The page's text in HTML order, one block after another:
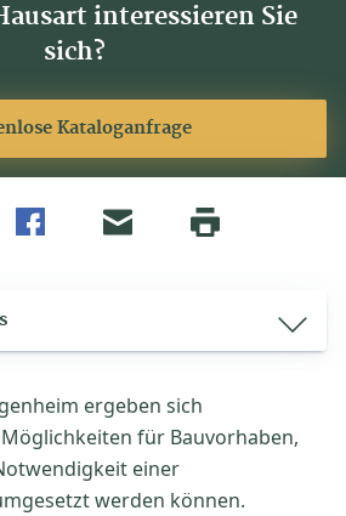
interessieren Sie
sich?
Kataloganfrage
ergeben sich
für Bauvorhaben,
einer
werden können.